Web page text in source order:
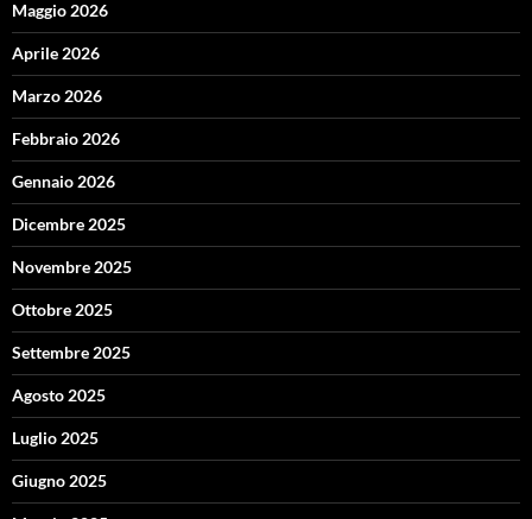
Maggio 2026
Aprile 2026
Marzo 2026
Febbraio 2026
Gennaio 2026
Dicembre 2025
Novembre 2025
Ottobre 2025
Settembre 2025
Agosto 2025
Luglio 2025
Giugno 2025